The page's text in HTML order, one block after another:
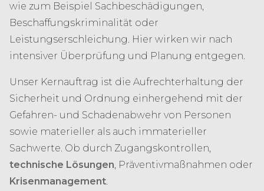
wie zum Beispiel Sachbeschädigungen,
Beschaffungskriminalität oder
Leistungserschleichung. Hier wirken wir nach
intensiver Überprüfung und Planung entgegen.
Unser Kernauftrag ist die Aufrechterhaltung der
Sicherheit und Ordnung einhergehend mit der
Gefahren- und Schadenabwehr von Personen
sowie materieller als auch immaterieller
Sachwerte. Ob durch Zugangskontrollen,
technische Lösungen, Präventivmaßnahmen oder
Krisenmanagement.